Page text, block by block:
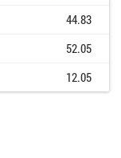
44.83
52.05
12.05